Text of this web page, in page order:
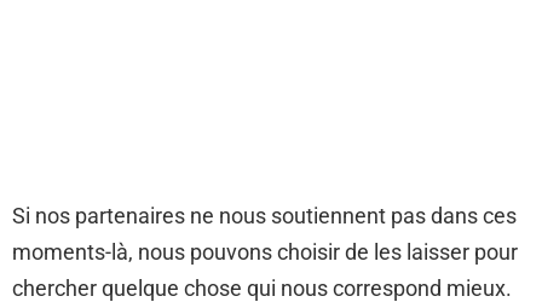
Si nos partenaires ne nous soutiennent pas dans ces
moments-là, nous pouvons choisir de les laisser pour
chercher quelque chose qui nous correspond mieux.